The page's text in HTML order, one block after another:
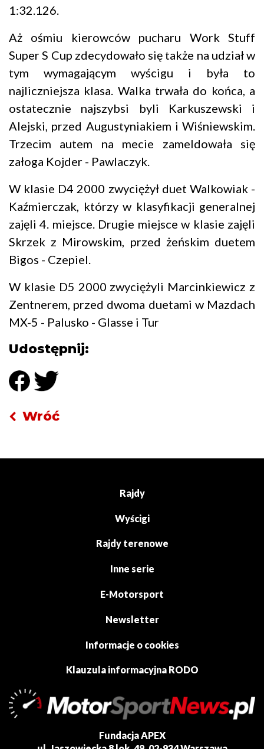
Wróć
Udostępnij:
1:32.126.
Aż ośmiu kierowców pucharu Work Stuff
Super S Cup zdecydowało się także na udział w
tym wymagającym wyścigu i była to
najliczniejsza klasa. Walka trwała do końca, a
ostatecznie najszybsi byli Karkuszewski i
Alejski, przed Augustyniakiem i Wiśniewskim.
Trzecim autem na mecie zameldowała się
załoga Kojder - Pawlaczyk.
W klasie D4 2000 zwyciężył duet Walkowiak -
Kaźmierczak, którzy w klasyfikacji generalnej
zajęli 4. miejsce. Drugie miejsce w klasie zajęli
Skrzek z Mirowskim, przed żeńskim duetem
Bigos - Czepiel.
W klasie D5 2000 zwyciężyli Marcinkiewicz z
Zentnerem, przed dwoma duetami w Mazdach
MX-5 - Palusko - Glasse i Tur
Rajdy
Wyścigi
Rajdy terenowe
Inne serie
E-Motorsport
Newsletter
Informacje o cookies
Klauzula informacyjna RODO
Fundacja APEX